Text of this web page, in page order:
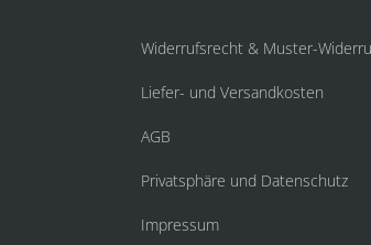
Widerrufsrecht & Muster-
Liefer- und Versandkosten
AGB
Privatsphäre und Datenschutz
Impressum